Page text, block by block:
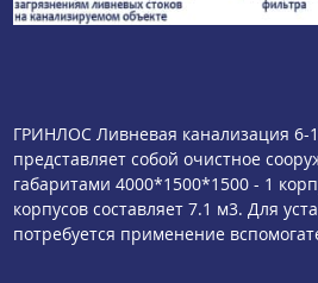
ГРИНЛОС Ливневая канализация 6-
представляет собой очистное
габаритами 4000*1500*1500 - 1
корпусов составляет 7.1 м3. Для
потребуется применение